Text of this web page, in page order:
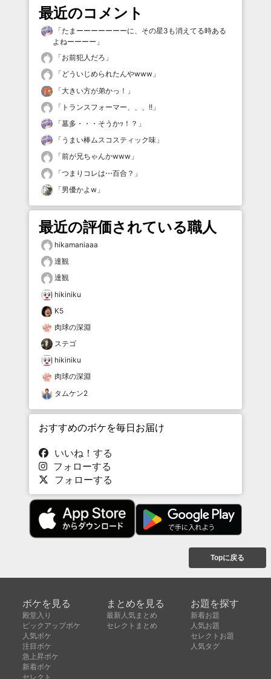
最近のコメント
「たまーーーーーーーに、その星3も消えてる時ある
よねーーーー 」
「お前犯人だろ 」
「 どういじめられたんやwww 」
「大きい方が弟かっ！ 」
「 トランスフォーマー、、、!! 」
「墓多・・・そうかｯ！？ 」
「 うまい棒ムスコスティック味 」
「前が兄ちゃんかwww 」
「つまりコレは⋯百合？ 」
「男優かよw 」
最近の評価されている職人
hikamaniaaa
達観
達観
hikiniku
K5
肉球の深淵
ステゴ
hikiniku
肉球の深淵
タムケン2
おすすめのボケを毎日お届け
いいね！する
フォローする
フォローする
Topに戻る
ボケを見る
殿堂入り
ピックアップボケ
人気ボケ
注目ボケ
急上昇ボケ
新着ボケ
セレクト
まとめを見る
最新人気まとめ
セレクトまとめ
お題を探す
新着お題
人気お題
セレクトお題
人気タグ